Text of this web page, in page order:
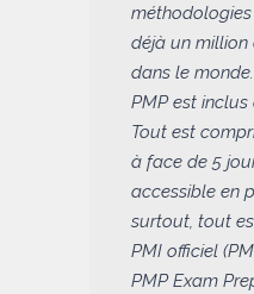
déjà un million
dans le
PMP est
Tout est
à face de 5
accessible en
surtout, tout
PMI officiel
PMP Exam